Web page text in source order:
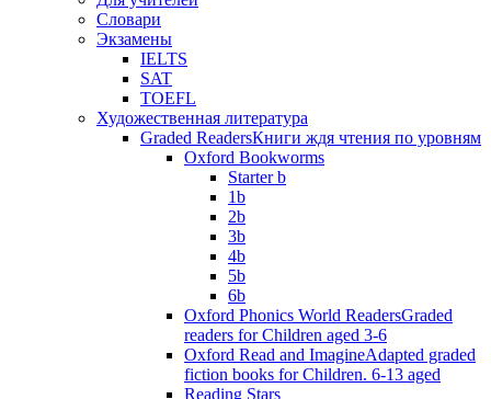
Словари
Экзамены
IELTS
SAT
TOEFL
Художественная литература
Graded ReadersКниги ждя чтения по уровням
Oxford Bookworms
Starter b
1b
2b
3b
4b
5b
6b
Oxford Phonics World ReadersGraded
readers for Children aged 3-6
Oxford Read and ImagineAdapted graded
fiction books for Children. 6-13 aged
Reading Stars